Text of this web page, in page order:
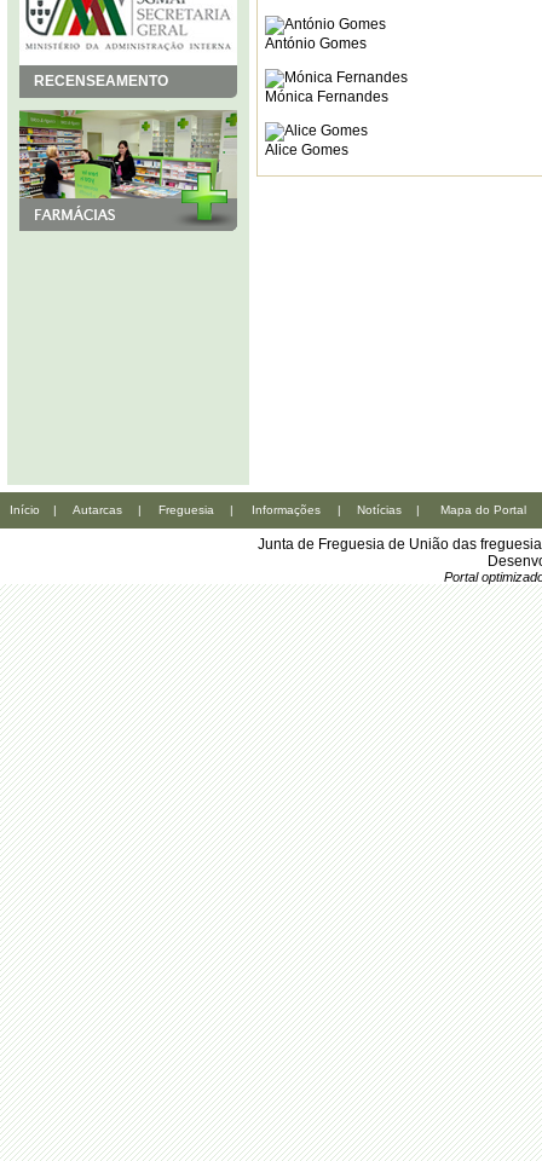
RECENSEAMENTO
António Gomes
Mónica Fernandes
Alice Gomes
Início | Autarcas | Freguesia | Informações | Notícias | Mapa do Portal
Junta de Freguesia de União das
Portal